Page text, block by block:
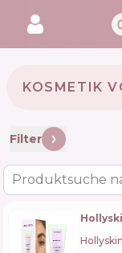
KOSMETIK
Filter
Produktsuche
Hollyskin